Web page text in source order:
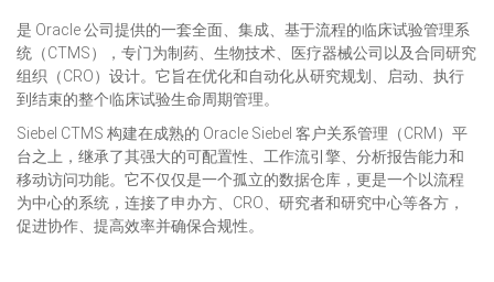
是 Oracle 公司提供的一套全面、集成、基于流程的临床试验管理系
统（CTMS），专门为制药、生物技术、医疗器械公司以及合同研究
组织（CRO）设计。它旨在优化和自动化从研究规划、启动、执行
到结束的整个临床试验生命周期管理。
Siebel CTMS 构建在成熟的 Oracle Siebel 客户关系管理（CRM）平
台之上，继承了其强大的可配置性、工作流引擎、分析报告能力和
移动访问功能。它不仅仅是一个孤立的数据仓库，更是一个以流程
为中心的系统，连接了申办方、CRO、研究者和研究中心等各方，
促进协作、提高效率并确保合规性。